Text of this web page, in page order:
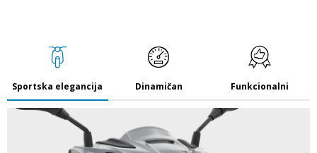
Sportska elegancija Dinamičan Funkcionalni